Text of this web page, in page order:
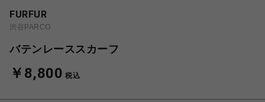
FURFUR
渋谷PARCO
バテンレーススカーフ
￥8,800 税込